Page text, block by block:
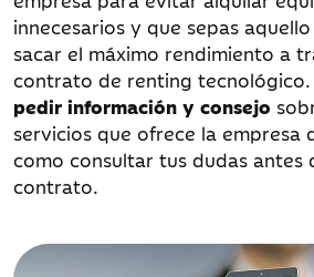
innecesarios y que sepas
sacar el máximo rendimiento a
contrato de renting tecnológico.
pedir información y consejo
servicios que ofrece la empresa
como consultar tus dudas antes
contrato.